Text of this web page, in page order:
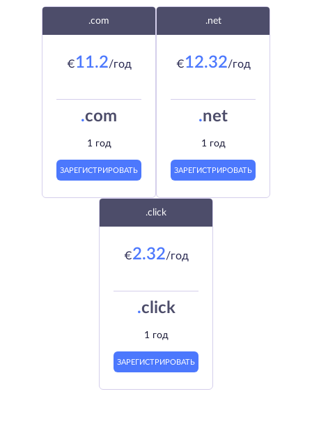
.com
€11.2/год
.com
1 год
ЗАРЕГИСТРИРОВАТЬ
.net
€12.32/год
.net
1 год
ЗАРЕГИСТРИРОВАТЬ
.click
€2.32/год
.click
1 год
ЗАРЕГИСТРИРОВАТЬ